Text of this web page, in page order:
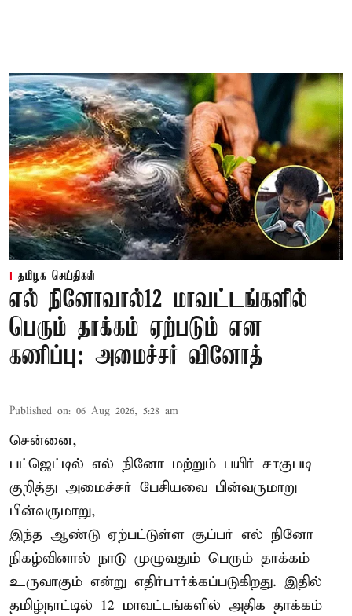
தமிழக செய்திகள்
எல் நினோவால்12 மாவட்டங்களில்
பெரும் தாக்கம் ஏற்படும் என
கணிப்பு: அமைச்சர் வினோத்
Published on: 06 Aug 2026, 5:28 am
சென்னை,
பட்ஜெட்டில் எல் நினோ மற்றும் பயிர் சாகுபடி
குறித்து அமைச்சர் பேசியவை பின்வருமாறு
பின்வருமாறு,
இந்த ஆண்டு ஏற்பட்டுள்ள சூப்பர் எல் நினோ
நிகழ்வினால் நாடு முழுவதும் பெரும் தாக்கம்
உருவாகும் என்று எதிர்பார்க்கப்படுகிறது. இதில்
தமிழ்நாட்டில் 12 மாவட்டங்களில் அதிக தாக்கம்